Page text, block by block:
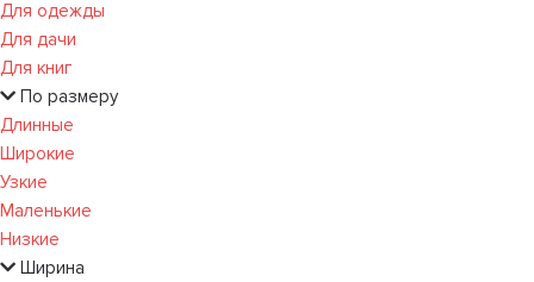
Для одежды
Для дачи
Для книг
По размеру
Длинные
Широкие
Узкие
Маленькие
Низкие
Ширина